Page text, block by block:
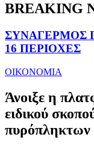
BREAKING
ΣΥΝΑΓΕΡΜΟΣ
16 ΠΕΡΙΟΧΕΣ
ΟΙΚΟΝΟΜΙΑ
Άνοιξε η
ειδικού
πυρόπληκτων